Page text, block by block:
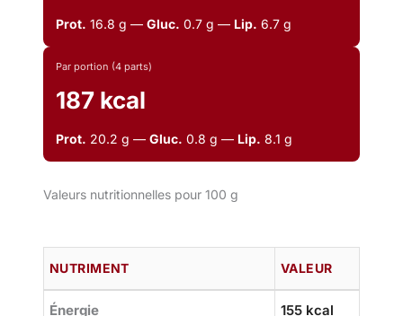
Prot. 16.8 g — Gluc. 0.7 g — Lip. 6.7 g
Par portion (4 parts)
187 kcal
Prot. 20.2 g — Gluc. 0.8 g — Lip. 8.1 g
Valeurs nutritionnelles pour 100 g
NUTRIMENT VALEUR
Énergie 155 kcal